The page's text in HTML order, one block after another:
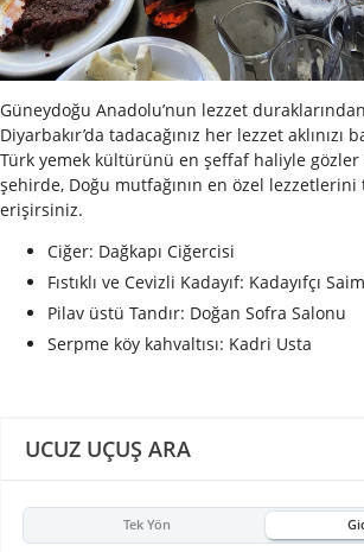
UCUZ UÇUŞ ARA
Tek Yön
Güneydoğu Anadolu’nun lezzet
Diyarbakır’da tadacağınız her lezzet aklınızı
Türk yemek kültürünü en şeffaf haliyle
şehirde, Doğu mutfağının en özel lezzetlerini
erişirsiniz.
Ciğer: Dağkapı Ciğercisi
Fıstıklı ve Cevizli Kadayıf: Kadayıfçı
Pilav üstü Tandır: Doğan Sofra Salonu
Serpme köy kahvaltısı: Kadri Usta